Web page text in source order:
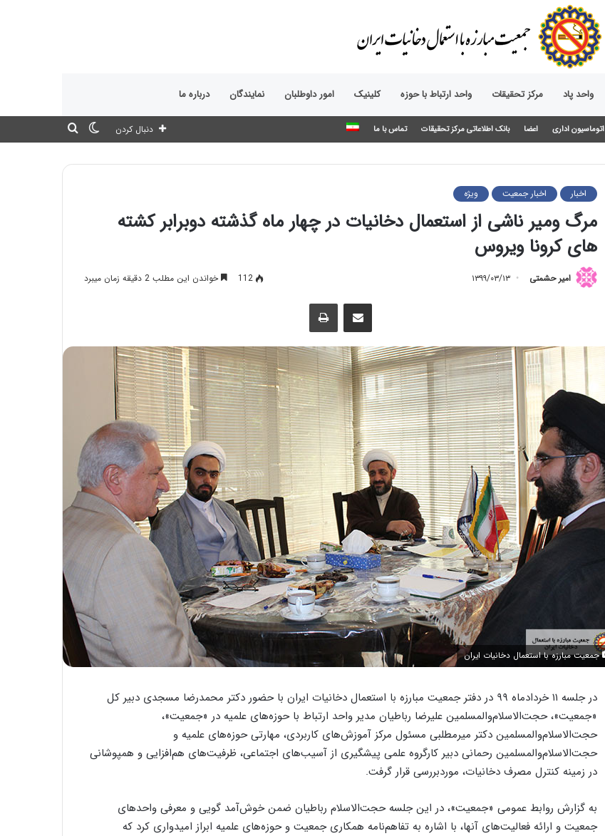
واحد پاد مرکز تحقیقات واحد ارتباط با حوزه‌ کلینیک امور داوطلبان نمایندگان درباره ما
اتوماسیون اداری اعضا بانک اطلاعاتی مرکز تحقیقات تماس با ما
تغییر
دنبال کردن
اخبار اخبار جمعیت ویژه
مرگ ومیر ناشی از استعمال دخانیات در چهار ماه گذشته دوبرابر کشته
های کرونا ویروس
امیر حشمتی ۱۳۹۹/۰۳/۱۳ 112 خواندن این مطلب 2 دقیقه زمان میبرد
اشتراک گذاری از طریق ایمیل
جمعیت مبارزه با استعمال دخانیات ایران
در جلسه ۱۱ خردادماه ۹۹ در دفتر جمعیت مبارزه با استعمال دخانیات ایران با حضور دکتر محمدرضا مسجدی دبیر کل
«جمعیت»، حجت‌الاسلام‌والمسلمین علیرضا رباطیان مدیر واحد ارتباط با حوزه‌های علمیه در «جمعیت»،
حجت‌الاسلام‌والمسلمین دکتر میرمطلبی مسئول مرکز آموزش‌های کاربردی، مهارتی حوزه‌های علمیه و
حجت‌الاسلام‌والمسلمین رحمانی دبیر کارگروه علمی پیشگیری از آسیب‌های اجتماعی، ظرفیت‌های هم‌افزایی و همپوشانی
در زمینه کنترل مصرف دخانیات، موردبررسی قرار گرفت.
به گزارش روابط عمومی «جمعیت»، در این جلسه حجت‌الاسلام رباطیان ضمن خوش‌آمد گویی و معرفی واحدهای
جمعیت و ارائه فعالیت‌های آنها، با اشاره به تفاهم‌نامه همکاری جمعیت و حوزه‌های علمیه ابراز امیدواری کرد که